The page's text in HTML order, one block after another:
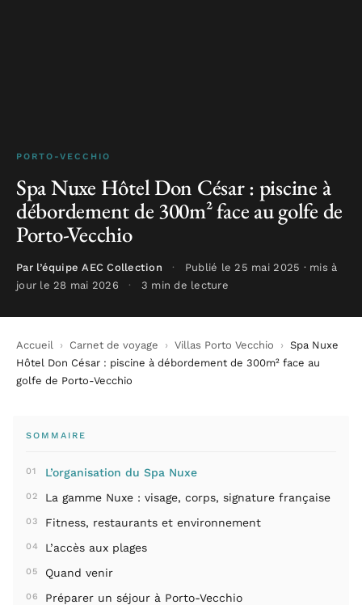
PORTO-VECCHIO
Spa Nuxe Hôtel Don César : piscine à
débordement de 300m² face au golfe de
Porto-Vecchio
Par l’équipe AEC Collection ·
Publié le 25 mai 2025 · mis à
jour le 28 mai 2026
· 3 min de lecture
Accueil › Carnet de voyage › Villas Porto Vecchio › Spa Nuxe
Hôtel Don César : piscine à débordement de 300m² face au
golfe de Porto-Vecchio
SOMMAIRE
L’organisation du Spa Nuxe
La gamme Nuxe : visage, corps, signature française
Fitness, restaurants et environnement
L’accès aux plages
Quand venir
Préparer un séjour à Porto-Vecchio